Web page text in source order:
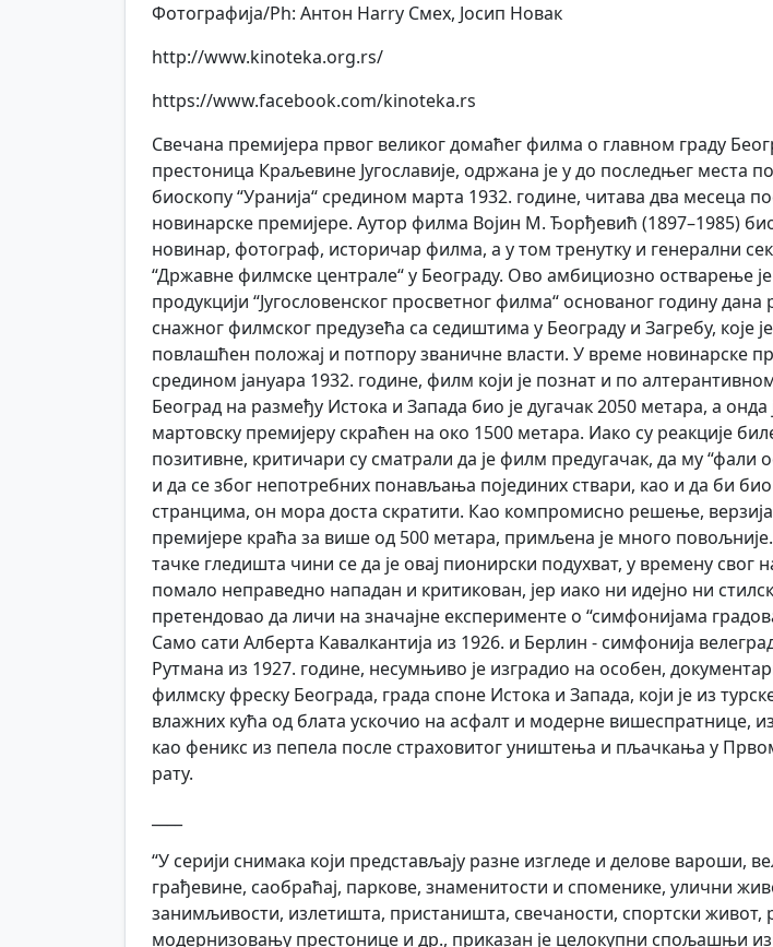
Фотографија/Ph: Антон Harry Смех, Јосип Новак
http://www.kinoteka.org.rs/
https://www.facebook.com/kinoteka.rs
Свечана премијера првог великог домаћег филма о главном граду
престоница Краљевине Југославије, одржана је у до последњег места
биоскопу “Уранија“ средином марта 1932. године, читава два месеца
новинарске премијере. Аутор филма Војин М. Ђорђевић (1897–1985)
новинар, фотограф, историчар филма, а у том тренутку и генерални
“Државне филмске централе“ у Београду. Ово амбициозно остварење
продукцији “Југословенског просветног филма“ основаног годину дана
снажног филмског предузећа са седиштима у Београду и Загребу, које
повлашћен положај и потпору званичне власти. У време новинарске
средином јануара 1932. године, филм који је познат и по
Београд на размеђу Истока и Запада био је дугачак 2050 метара, а онда
мартовску премијеру скраћен на око 1500 метара. Иако су реакције
позитивне, критичари су сматрали да је филм предугачак, да му “фали
и да се због непотребних понављања појединих ствари, као и да би
странцима, он мора доста скратити. Као компромисно решење,
премијере краћа за више од 500 метара, примљена је много
тачке гледишта чини се да је овај пионирски подухват, у времену свог
помало неправедно нападан и критикован, јер иако ни идејно ни
претендовао да личи на значајне експерименте о “симфонијама
Само сати Алберта Кавалкантија из 1926. и Берлин - симфонија
Рутмана из 1927. године, несумњиво је изградио на особен,
филмску фреску Београда, града споне Истока и Запада, који је из
влажних кућа од блата ускочио на асфалт и модерне вишеспратнице,
као феникс из пепела после страховитог уништења и пљачкања у
рату.
“У серији снимака који представљају разне изгледе и делове вароши,
грађевине, саобраћај, паркове, знаменитости и споменике, улични
занимљивости, излетишта, пристаништа, свечаности, спортски живот,
модернизовању престонице и др., приказан је целокупни спољашњи